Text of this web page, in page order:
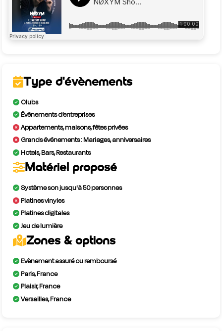
Type d'évènements
Clubs
Événements d’entreprises
Appartements, maisons, fêtes privées
Grands événements : Mariages, anniversaires
Hotels, Bars, Restaurants
Matériel proposé
Système son jusqu'à 50 personnes
Platines vinyles
Platines digitales
Jeu de lumière
Zones & options
Evènement assuré ou remboursé
Paris, France
Plaisir, France
Versailles, France